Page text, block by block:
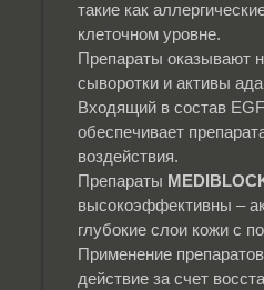
такие как
клеточном уровне.
Препараты оказывают
сыворотки и активы
Входящий в состав
обеспечивает
воздействия.
Препараты
высокоэффективны –
глубокие слои кожи с
Применение
действие за счет